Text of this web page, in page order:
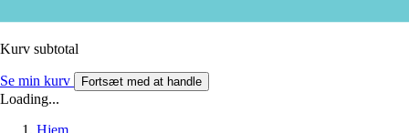
Kurv subtotal
Se min kurv Fortsæt med at handle
Loading...
Hjem